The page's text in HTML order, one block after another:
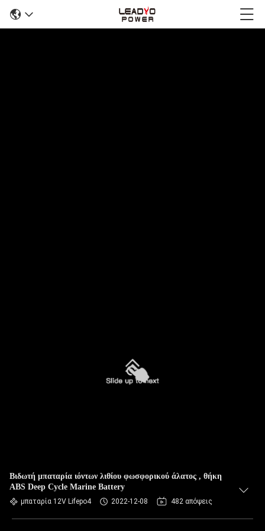
Βιδωτή μπαταρία ιόντων λιθίου φωσφορικού άλατος , θήκη
ABS Deep Cycle Marine Battery
μπαταρία 12V Lifepo4 2022-12-08 482 απόψεις